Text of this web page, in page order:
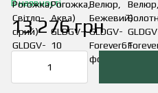
В наявності
13 276 грн